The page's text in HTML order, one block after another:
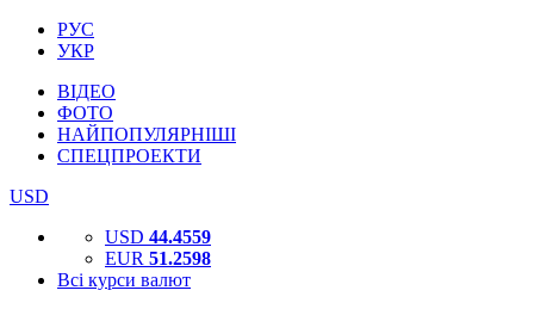
РУС
УКР
ВІДЕО
ФОТО
НАЙПОПУЛЯРНІШІ
СПЕЦПРОЕКТИ
USD
USD 44.4559
EUR 51.2598
Всі курси валют